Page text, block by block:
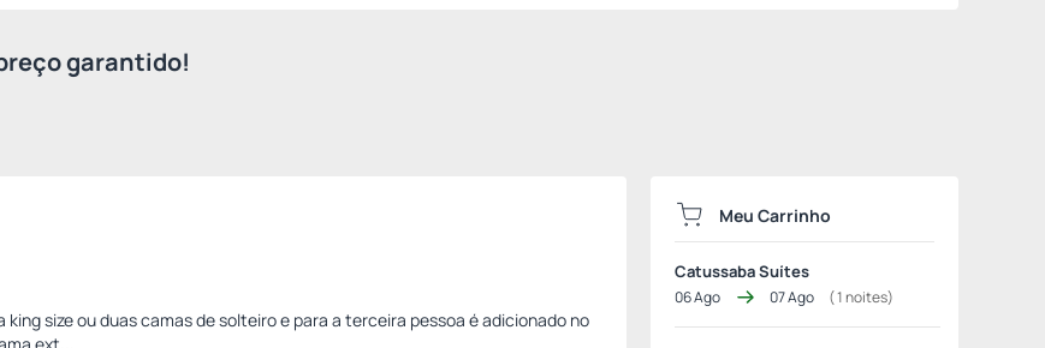
garantido!
king size ou duas camas de solteiro e para a terceira pessoa é adicionado no
Meu Carrinho
Catussaba Suítes
06 Ago 07 Ago (1noites)